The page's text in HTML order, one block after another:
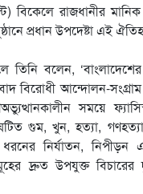
বিকেলে রাজধানীর মানিক
প্রধান উপদেষ্টা এই
তিনি বলেন,
বিরোধী আন্দোলন-
সময়ে
গুম, খুন, হত্যা,
নির্যাতন, নিপীড়ন এবং
দ্রুত উপযুক্ত বিচারের